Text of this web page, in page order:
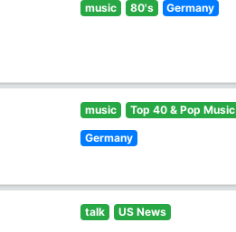
music 80's Germany
music Top 40 & Pop Music
Germany
talk US News